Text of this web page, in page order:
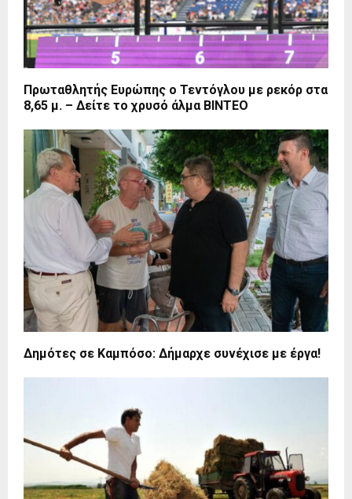
Πρωταθλητής Ευρώπης ο Τεντόγλου με ρεκόρ στα
8,65 μ. – Δείτε το χρυσό άλμα ΒΙΝΤΕΟ
Δημότες σε Καμπόσο: Δήμαρχε συνέχισε με έργα!